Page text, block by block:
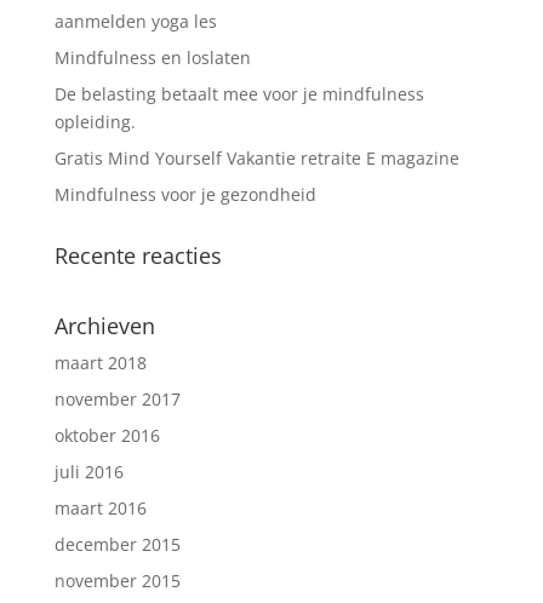
aanmelden yoga les
Mindfulness en loslaten
De belasting betaalt mee voor je mindfulness
opleiding.
Gratis Mind Yourself Vakantie retraite E magazine
Mindfulness voor je gezondheid
Recente reacties
Archieven
maart 2018
november 2017
oktober 2016
juli 2016
maart 2016
december 2015
november 2015